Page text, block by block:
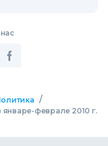
/
феврале 2010 г.